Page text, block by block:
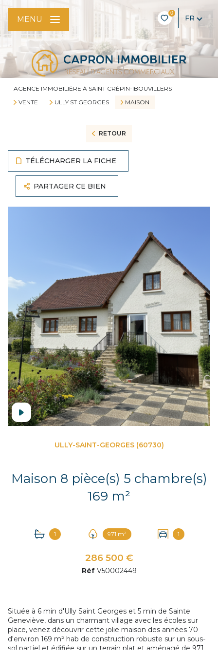
0
FR
MENU
AGENCE IMMOBILIÈRE À SAINT CRÉPIN-IBOUVILLERS
VENTE
ULLY ST GEORGES MAISON
RETOUR
TÉLÉCHARGER LA FICHE
PARTAGER CE BIEN
ULLY-SAINT-GEORGES (60730)
Maison 8 pièce(s) 5 chambre(s)
169 m²
1 971 m² 1
286 500 €
Réf V50002449
Située à 6 min d'Ully Saint Georges et 5 min de Sainte
Geneviève, dans un charmant village avec les écoles sur
place, venez découvrir cette jolie maison des années 70
d'environ 169 m² hab de construction robuste sur un sous-
sol partiel et édifiée sur un terrain plat et aménagé de 971